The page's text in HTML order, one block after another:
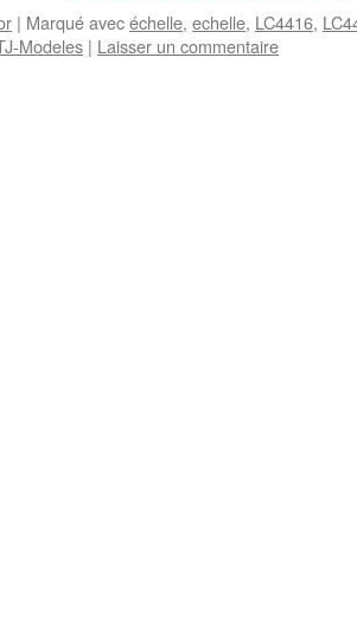
| Marqué avecéchelle, echelle, LC4416,
Modeles | Laisser un commentaire